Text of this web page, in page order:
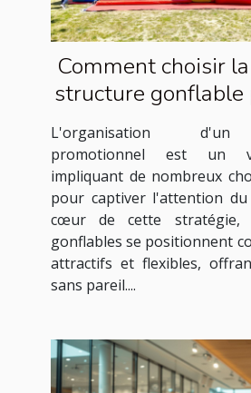
Comment choisir
structure gonflable
événement
L'organisation d'un
promotionnel est un
impliquant de nombreux
pour captiver l'attention du
cœur de cette stratégie,
gonflables se positionnent
attractifs et flexibles,
sans pareil....